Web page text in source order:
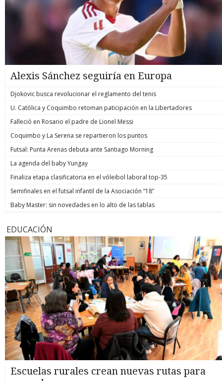
Alexis Sánchez seguiría en Europa
Djokovic busca revolucionar el reglamento del tenis
U. Católica y Coquimbo retoman paticipación en la Libertadores
Falleció en Rosario el padre de Lionel Messi
Coquimbo y La Serena se repartieron los puntos
Futsal: Punta Arenas debuta ante Santiago Morning
La agenda del baby Yungay
Finaliza etapa clasificatoria en el vóleibol laboral top-35
Semifinales en el futsal infantil de la Asociación “18”
Baby Master: sin novedades en lo alto de las tablas
EDUCACIÓN
Escuelas rurales crean nuevas rutas para